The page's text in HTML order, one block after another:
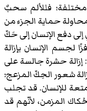
مختلفة؛ فللألم سحبٌ
حماية الجزء من
دفع الإنسان إلى حَكّ
لجسم الإنسان بإزالة
حشرة جالسة على
شعور الحِكّ المزعج؛
للإنسان. قد تجلب
المزمن، لأنّهم قد